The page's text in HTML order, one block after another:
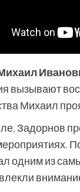
вызывают
Михаил
Задорнов
одним из